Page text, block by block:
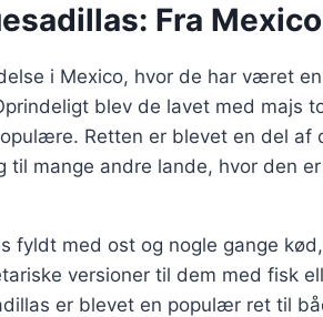
Fra
i Mexico, hvor de har været
blev de lavet med majs
Retten er blevet en del af
til mange andre lande, hvor den
fyldt med ost og nogle gange
versioner til dem med fisk
er blevet en populær ret til